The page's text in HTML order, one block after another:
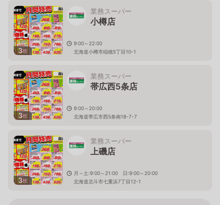
3枚
業務スーパー
小樽店
9:00～22:00
北海道小樽市稲穂5丁目10-1
3枚
業務スーパー
帯広西5条店
9:00～20:00
北海道帯広市西5条南18-7-7
3枚
業務スーパー
上磯店
月～土:9:00～21:00 日:9:00～20:00
北海道北斗市七重浜7丁目12-1